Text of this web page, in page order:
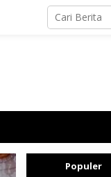
Populer